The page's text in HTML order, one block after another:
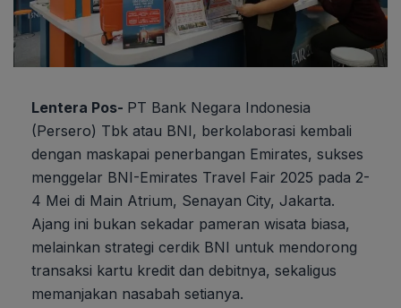
Lentera Pos- PT Bank Negara Indonesia
(Persero) Tbk atau BNI, berkolaborasi kembali
dengan maskapai penerbangan Emirates, sukses
menggelar BNI-Emirates Travel Fair 2025 pada 2-
4 Mei di Main Atrium, Senayan City, Jakarta.
Ajang ini bukan sekadar pameran wisata biasa,
melainkan strategi cerdik BNI untuk mendorong
transaksi kartu kredit dan debitnya, sekaligus
memanjakan nasabah setianya.